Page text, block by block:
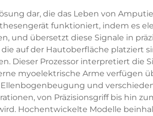
dar, die das Leben von
funktioniert, indem es
und übersetzt diese Signale in
auf der Hautoberfläche platziert
Dieser Prozessor interpretiert die
myoelektrische Arme verfügen
und
von Präzisionsgriff bis hin
Hochentwickelte Modelle